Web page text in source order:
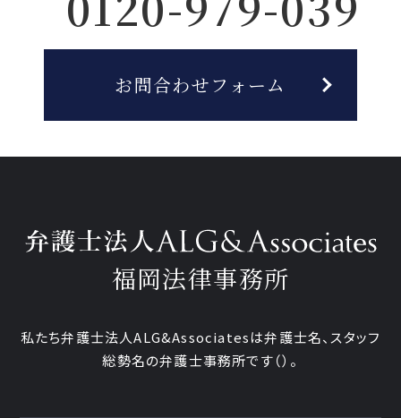
お問合わせフォーム
福岡法律事務所
私たち弁護士法人ALG&Associatesは弁護士名、 スタッフ
総勢名の弁護士事務所です（）。